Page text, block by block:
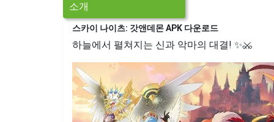
소개
스카이 나이츠: 갓앤데몬 APK 다운로드
하늘에서 펼쳐지는 신과 악마의 대결! ✨⚔️